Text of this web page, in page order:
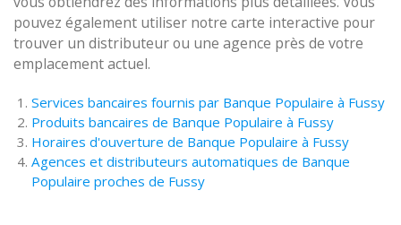
pouvez également utiliser notre carte interactive pour
trouver un distributeur ou une agence près de votre
emplacement actuel.
Services bancaires fournis par Banque Populaire à Fussy
Produits bancaires de Banque Populaire à Fussy
Horaires d'ouverture de Banque Populaire à Fussy
Agences et distributeurs automatiques de Banque
Populaire proches de Fussy